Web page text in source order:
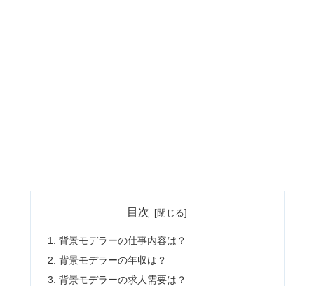
目次
背景モデラーの仕事内容は？
背景モデラーの年収は？
背景モデラーの求人需要は？